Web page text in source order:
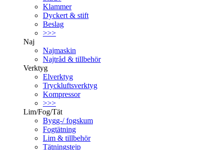
Klammer
Dyckert & stift
Beslag
>>>
Naj
Najmaskin
Najtråd & tillbehör
Verktyg
Elverktyg
Tryckluftsverktyg
Kompressor
>>>
Lim/Fog/Tät
Bygg-/ fogskum
Fogtätning
Lim & tillbehör
Tätningstejp